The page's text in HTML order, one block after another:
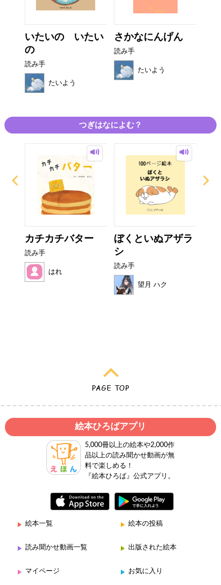
いたいの いたい
の
読み手
たいよう
さかなにんげん
読み手
たいよう
つぎはなによむ？
カチカチバター
読み手
はれ
ぼくといぬアザラ
シ
読み手
望月 ハク
絵本ひろばアプリ
5,000冊以上の絵本や2,000作
品以上の読み聞かせ動画が無
料で楽しめる！
『絵本ひろば』公式アプリ。
絵本一覧 絵本の投稿
読み聞かせ動画一覧 出版された絵本
マイページ お気に入り